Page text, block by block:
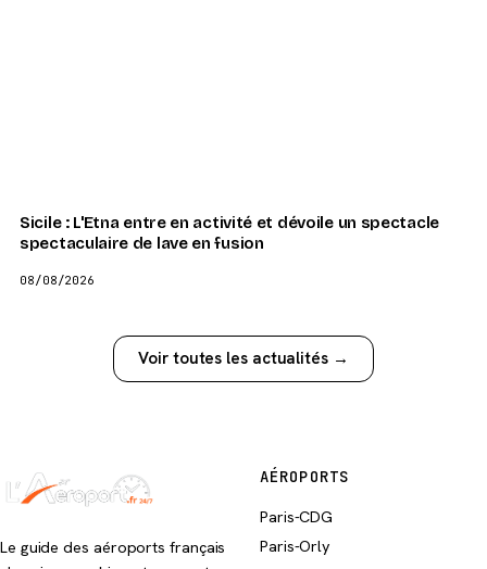
Sicile : L'Etna entre en activité et dévoile un spectacle
spectaculaire de lave en fusion
08/08/2026
Voir toutes les actualités →
Le guide des aéroports français
AÉROPORTS
Paris-CDG
Paris-Orly